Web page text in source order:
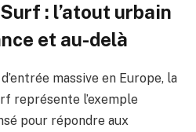
: l’atout urbain
et au-delà
massive en Europe, la
représente l’exemple
pour répondre aux